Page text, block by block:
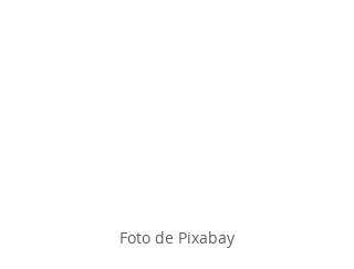
Foto de Pixabay